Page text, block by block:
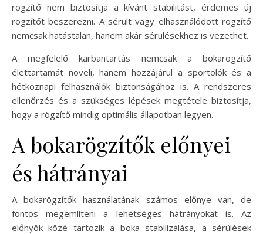
rögzítő nem biztosítja a kívánt stabilitást, érdemes új
rögzítőt beszerezni. A sérült vagy elhasználódott rögzítő
nemcsak hatástalan, hanem akár sérülésekhez is vezethet.
A megfelelő karbantartás nemcsak a bokarögzítő
élettartamát növeli, hanem hozzájárul a sportolók és a
hétköznapi felhasználók biztonságához is. A rendszeres
ellenőrzés és a szükséges lépések megtétele biztosítja,
hogy a rögzítő mindig optimális állapotban legyen.
A bokarögzítők előnyei
és hátrányai
A bokarögzítők használatának számos előnye van, de
fontos megemlíteni a lehetséges hátrányokat is. Az
előnyök közé tartozik a boka stabilizálása, a sérülések